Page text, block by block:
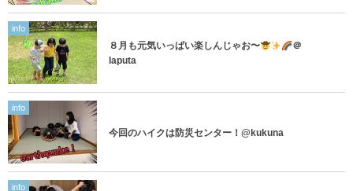
info
８月も元気いっぱい楽しんじゃお〜
＠
laputa
info
今回のハイクは防災センター！@kukuna
info